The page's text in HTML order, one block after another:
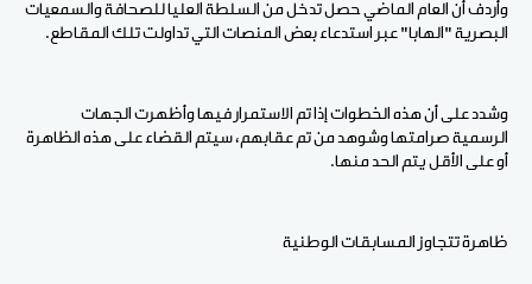
وأردف أن العام الماضي حصل تدخل من السلطة العليا للصحافة والسمعيات
البصرية "الهابا" عبر استدعاء بعض المنصات التي تداولت تلك المقاطع.
وشدد على أن هذه الخطوات إذا تم الاستمرار فيها وأظهرت الجهات
الرسمية صرامتها وشوهد من تم عقابهم، سيتم القضاء على هذه الظاهرة
أو على الأقل يتم الحد منها.
ظاهرة تتجاوز المسابقات الوطنية